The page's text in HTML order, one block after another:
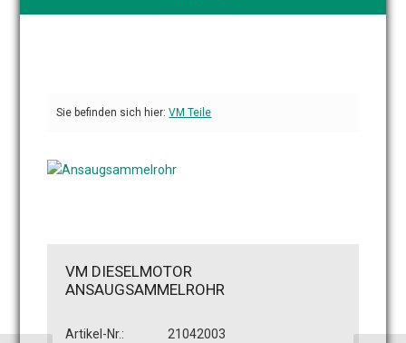
Sie befinden sich hier:VM Teile
VM DIESELMOTOR
ANSAUGSAMMELROHR
Artikel-Nr.:
21042003